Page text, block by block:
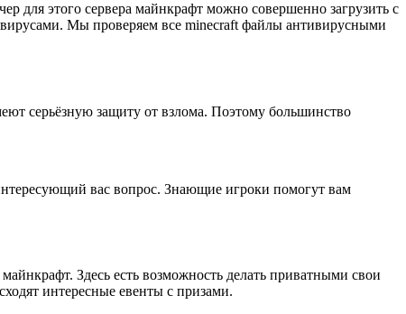
для этого сервера майнкрафт можно совершенно загрузить с
вирусами. Мы проверяем все minecraft файлы антивирусными
серьёзную защиту от взлома. Поэтому большинство
вас вопрос. Знающие игроки помогут вам
Здесь есть возможность делать приватными свои
интересные евенты с призами.